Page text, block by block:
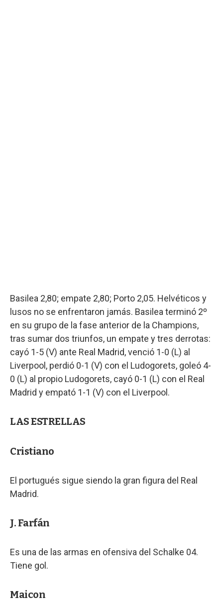
Basilea 2,80; empate 2,80; Porto 2,05. Helvéticos y
lusos no se enfrentaron jamás. Basilea terminó 2º
en su grupo de la fase anterior de la Champions,
tras sumar dos triunfos, un empate y tres derrotas:
cayó 1-5 (V) ante Real Madrid, venció 1-0 (L) al
Liverpool, perdió 0-1 (V) con el Ludogorets, goleó 4-
0 (L) al propio Ludogorets, cayó 0-1 (L) con el Real
Madrid y empató 1-1 (V) con el Liverpool.
LAS ESTRELLAS
Cristiano
El portugués sigue siendo la gran figura del Real
Madrid.
J. Farfán
Es una de las armas en ofensiva del Schalke 04.
Tiene gol.
Maicon